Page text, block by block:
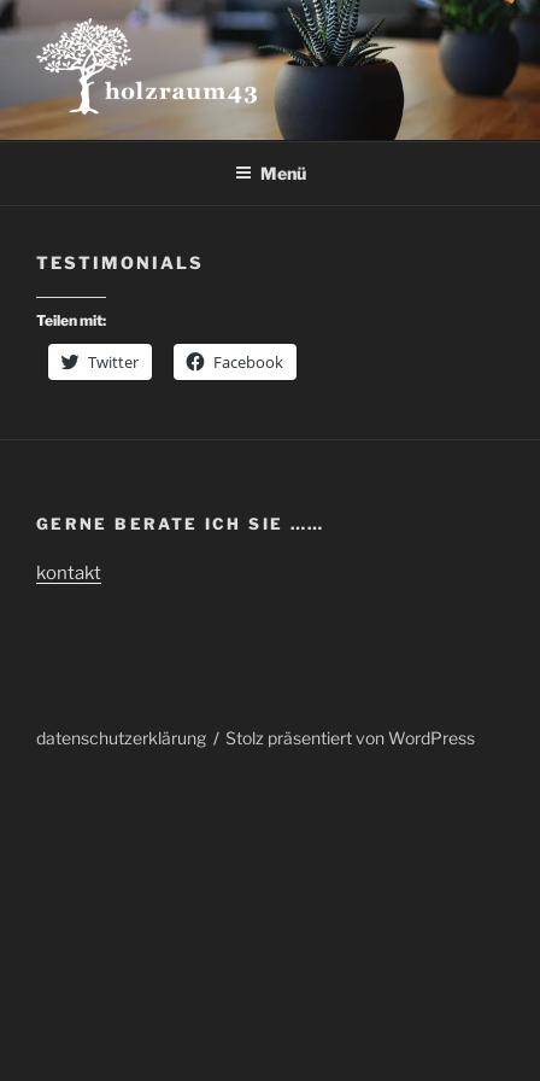
Zum
Inhalt
springen
Menü
TESTIMONIALS
Teilen mit:
Twitter Facebook
GERNE BERATE ICH SIE ……
kontakt
datenschutzerklärung Stolz präsentiert von WordPress